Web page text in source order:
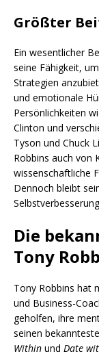
Größter
Ein wesentlicher
seine Fähigkeit,
Strategien
und emotionale
Persönlichkeiten
Clinton und
Tyson und Chuck
Robbins auch von
wissenschaftliche
Dennoch bleibt
Die
Tony
Tony Robbins hat
und Business-
geholfen, ihre
seinen
Within und Date